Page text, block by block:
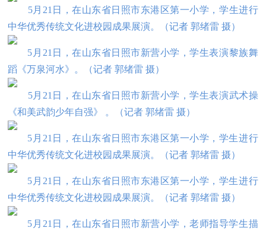
5月21日，在山东省日照市东港区第一小学，学生进行
中华优秀传统文化进校园成果展演。
（记者 郭绪雷 摄）
5月21日，在山东省日照市新营小学，学生表演黎族舞
蹈《万泉河水》。
（记者 郭绪雷 摄）
5月21日，在山东省日照市新营小学，学生表演武术操
《和美武韵少年自强》 。
（记者 郭绪雷 摄）
5月21日，在山东省日照市东港区第一小学，学生进行
中华优秀传统文化进校园成果展演。
（记者 郭绪雷 摄）
5月21日，在山东省日照市东港区第一小学，学生进行
中华优秀传统文化进校园成果展演。
（记者 郭绪雷 摄）
5月21日，在山东省日照市新营小学，老师指导学生描